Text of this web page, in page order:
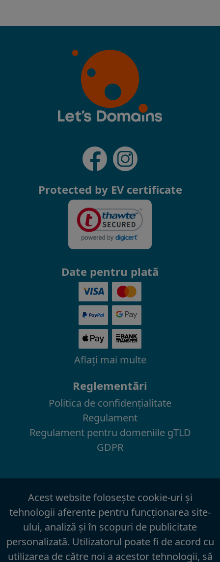
Protected by EV certificate
Date pentru plată
Aflaţi mai multe
Reglementări
Politica de confidenţialitate
Regulament
Regulament pentru domeniile gTLD
GDPR
Acest website foloseşte cookie-uri şi
tehnologii aferente pentru funcţionarea site-
ului, analiză şi în scopuri de publicitate
personalizată. Utilizatorul poate fi de acord cu
utilizarea de către noi a acestor tehnologii, să